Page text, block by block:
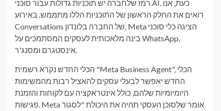
רמז שלחברה יש תוכניות גדולות עבור סוכני AI. כעת, אנו
רואים את החלק הראשון של התוכניות הללו מתממש. באירוע
Conversations של החברה בלונדון, Meta הציגה כלי סוכני
בינה מלאכותית לעסקים המסתמכים על WhatsApp,
אינסטגרם ומסנג'ר.
הכלי החדש נקרא רשמית "Meta Business Agent", הכלי
החדש יאפשר לבעלי עסקים להאציל רבות מהמשימות
היומיומיות שלהם, כולל אינטראקציה עם לקוחות והזמנת
פגישות. Meta אומר שלסוכן העסקי תהיה את היכולת "לסגור